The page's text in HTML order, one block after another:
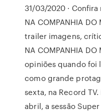
31/03/2020 ·
NA COMPANHIA
trailer imagens,
NA COMPANHIA
opiniões quando foi
como grande
sexta, na Record
abril, a sessão